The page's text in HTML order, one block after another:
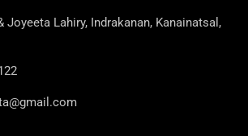
Joyeeta Lahiry, Indrakanan, Kanainatsal,